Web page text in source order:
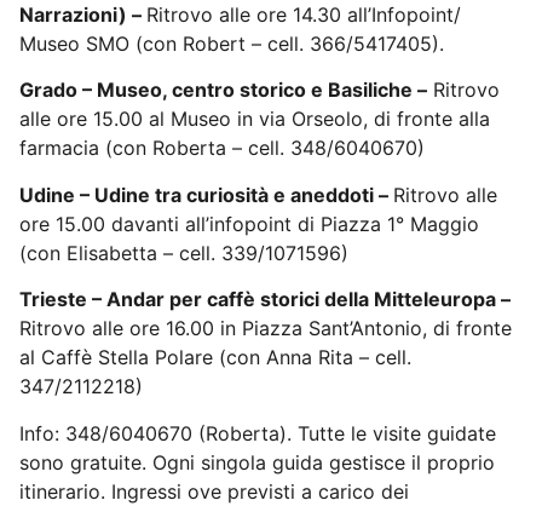
Narrazioni) – Ritrovo alle ore 14.30 all’Infopoint/
Museo SMO (con Robert – cell. 366/5417405).
Grado – Museo, centro storico e Basiliche – Ritrovo
alle ore 15.00 al Museo in via Orseolo, di fronte alla
farmacia (con Roberta – cell. 348/6040670)
Udine – Udine tra curiosità e aneddoti – Ritrovo alle
ore 15.00 davanti all’infopoint di Piazza 1° Maggio
(con Elisabetta – cell. 339/1071596)
Trieste – Andar per caffè storici della Mitteleuropa –
Ritrovo alle ore 16.00 in Piazza Sant’Antonio, di fronte
al Caffè Stella Polare (con Anna Rita – cell.
347/2112218)
Info: 348/6040670 (Roberta). Tutte le visite guidate
sono gratuite. Ogni singola guida gestisce il proprio
itinerario. Ingressi ove previsti a carico dei